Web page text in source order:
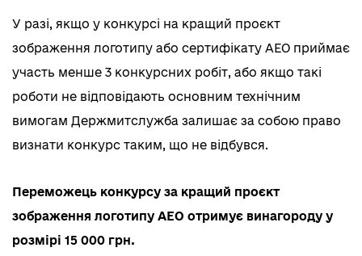
У разі, якщо у конкурсі на кращий проєкт
зображення логотипу або сертифікату АЕО приймає
участь менше 3 конкурсних робіт, або якщо такі
роботи не відповідають основним технічним
вимогам Держмитслужба залишає за собою право
визнати конкурс таким, що не відбувся.
Переможець конкурсу за кращий проєкт
зображення логотипу АЕО отримує винагороду у
розмірі 15 000 грн.